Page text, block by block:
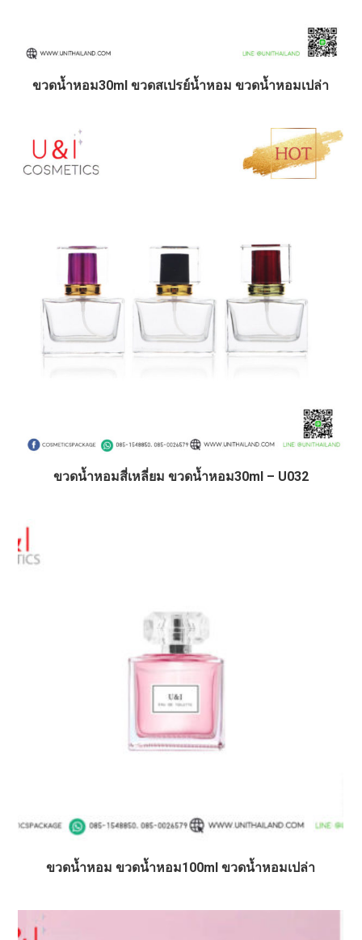
ขวดน้ำหอม30ml ขวดสเปรย์น้ำหอม ขวดน้ำหอมเปล่า
ขวดน้ำหอมสี่เหลี่ยม ขวดน้ำหอม30ml – U032
ขวดน้ำหอม ขวดน้ำหอม100ml ขวดน้ำหอมเปล่า